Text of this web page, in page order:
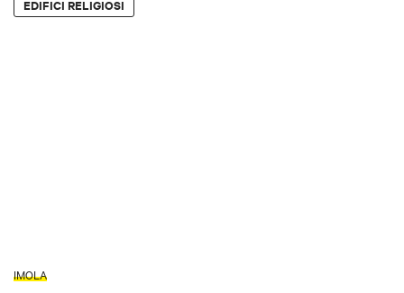
EDIFICI RELIGIOSI
IMOLA